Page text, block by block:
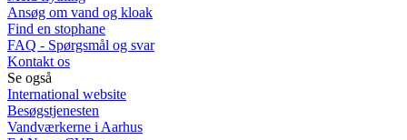
Ansøg om vand og kloak
Find en stophane
FAQ - Spørgsmål og svar
Kontakt os
Se også
International website
Besøgstjenesten
Vandværkerne i Aarhus